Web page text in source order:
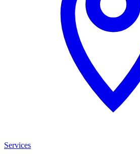
Services